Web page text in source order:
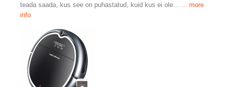
teada saada, kus see on puhastatud, kuid kus ei ole...
... more
info